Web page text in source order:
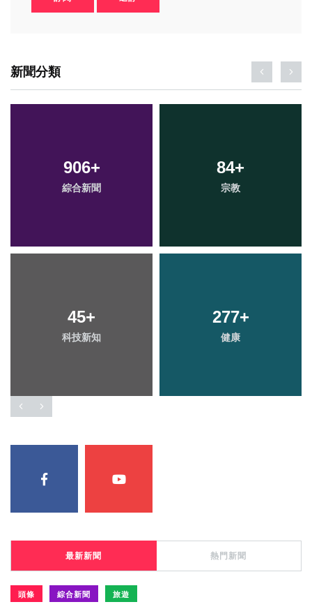
新聞分類
906+
綜合新聞
84+
宗教
45+
科技新知
277+
健康
最新新聞 熱門新聞
頭條 綜合新聞 旅遊